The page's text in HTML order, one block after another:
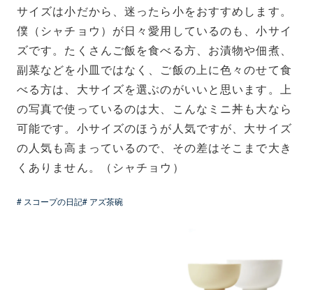
サイズは小だから、迷ったら小をおすすめします。
僕（シャチョウ）が日々愛用しているのも、小サイ
ズです。たくさんご飯を食べる方、お漬物や佃煮、
副菜などを小皿ではなく、ご飯の上に色々のせて食
べる方は、大サイズを選ぶのがいいと思います。上
の写真で使っているのは大、こんなミニ丼も大なら
可能です。小サイズのほうが人気ですが、大サイズ
の人気も高まっているので、その差はそこまで大き
くありません。（シャチョウ）
# スコープの日記# アズ茶碗